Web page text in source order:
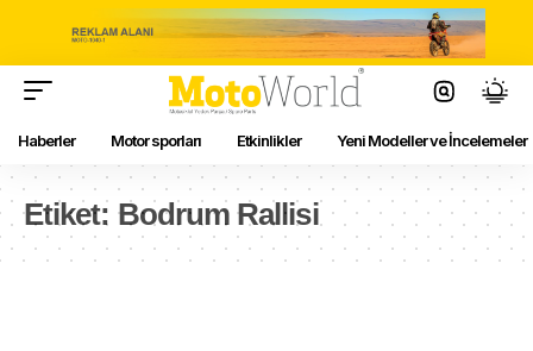
Haberler Motor sporları Etkinlikler Yeni Modeller ve İncelemeler
Etiket: Bodrum Rallisi